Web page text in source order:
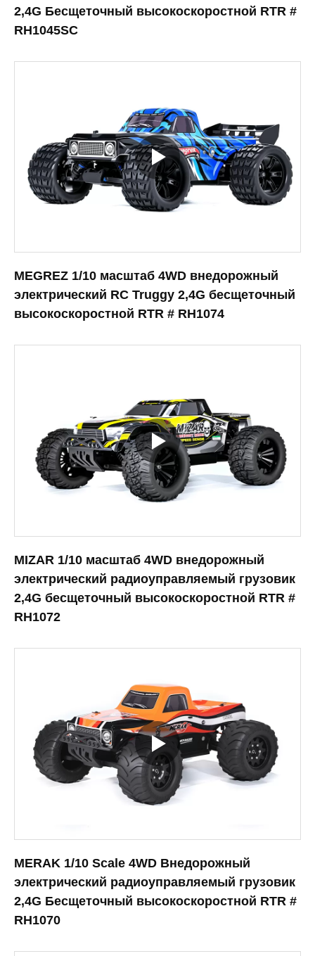
2,4G Бесщеточный высокоскоростной RTR #
RH1045SC
MEGREZ 1/10 масштаб 4WD внедорожный
электрический RC Truggy 2,4G бесщеточный
высокоскоростной RTR # RH1074
MIZAR 1/10 масштаб 4WD внедорожный
электрический радиоуправляемый грузовик
2,4G бесщеточный высокоскоростной RTR #
RH1072
MERAK 1/10 Scale 4WD Внедорожный
электрический радиоуправляемый грузовик
2,4G Бесщеточный высокоскоростной RTR #
RH1070